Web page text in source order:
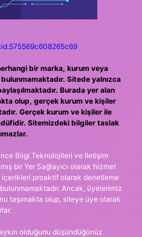
bir marka, kurum veya
Sitede yalnızca
Burada yer alan
olup, gerçek kurum ve kişiler
Gerçek kurum ve kişiler ile
Sitemizdeki bilgiler taslak
Bilgi Teknolojileri ve İletişim
bir Yer Sağlayıcı olarak hizmet
proaktif olarak denetleme
Ancak, üyelerimiz
taşımakta olup, siteye üye olarak
olduğunu düşündüğünüz